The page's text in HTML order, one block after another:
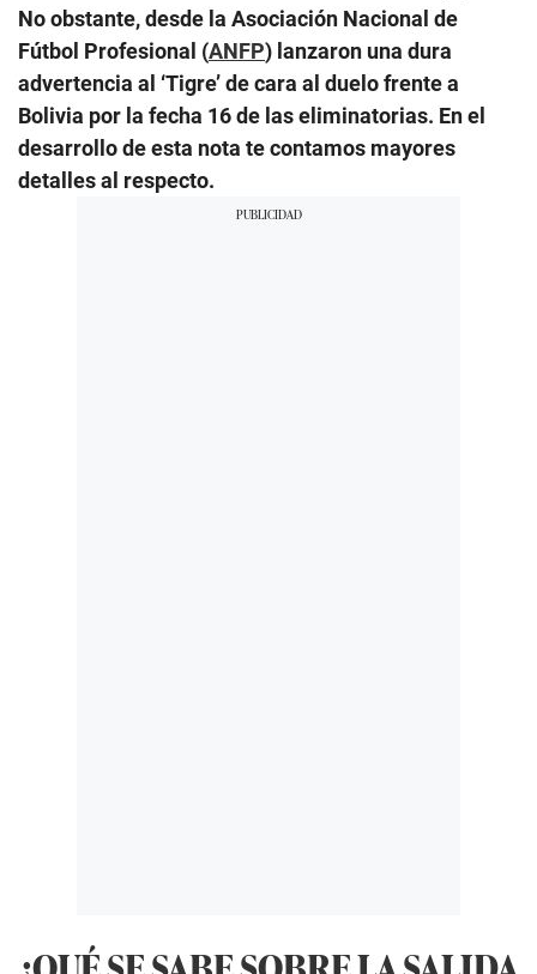
No obstante, desde la Asociación Nacional de
Fútbol Profesional (ANFP) lanzaron una dura
advertencia al ‘Tigre’ de cara al duelo frente a
Bolivia por la fecha 16 de las eliminatorias. En el
desarrollo de esta nota te contamos mayores
detalles al respecto.